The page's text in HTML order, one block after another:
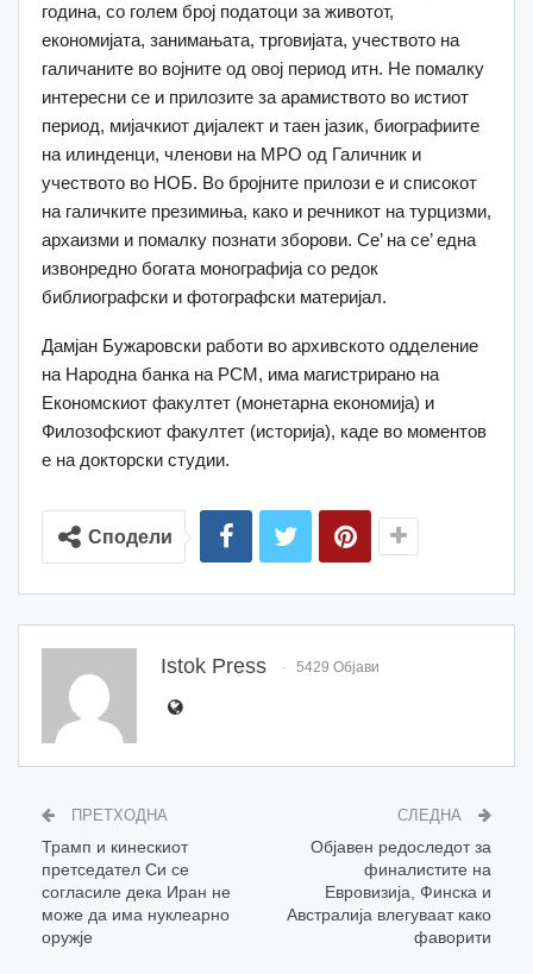
година, со голем број податоци за животот,
економијата, занимањата, трговијата, учеството на
галичаните во војните од овој период итн. Не помалку
интересни се и прилозите за арамиството во истиот
период, мијачкиот дијалект и таен јазик, биографиите
на илинденци, членови на МРО од Галичник и
учеството во НОБ. Во бројните прилози е и списокот
на галичките презимиња, како и речникот на турцизми,
архаизми и помалку познати зборови. Се’ на се’ една
извонредно богата монографија со редок
библиографски и фотографски материјал.
Дамјан Бужаровски работи во архивското одделение
на Народна банка на РСМ, има магистрирано на
Економскиот факултет (монетарна економија) и
Филозофскиот факултет (историја), каде во моментов
е на докторски студии.
Сподели
Istok Press 5429 Објави
ПРЕТХОДНА
Трамп и кинескиот
претседател Си се
согласиле дека Иран не
може да има нуклеарно
оружје
СЛЕДНА
Oбјавен редоследот за
финалистите на
Евровизија, Финска и
Австралија влегуваат како
фаворити